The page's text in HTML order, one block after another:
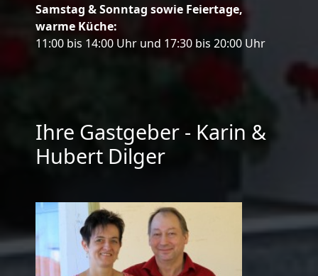
Samstag & Sonntag sowie Feiertage,
warme Küche:
11:00 bis 14:00 Uhr und 17:30 bis 20:00 Uhr
Ihre Gastgeber - Karin &
Hubert Dilger